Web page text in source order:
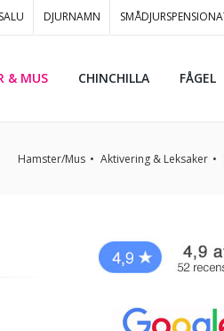
DJURNAMN
& MUS CHINCHILLA FÅGEL
Hamster/Mus Aktivering & Leksaker